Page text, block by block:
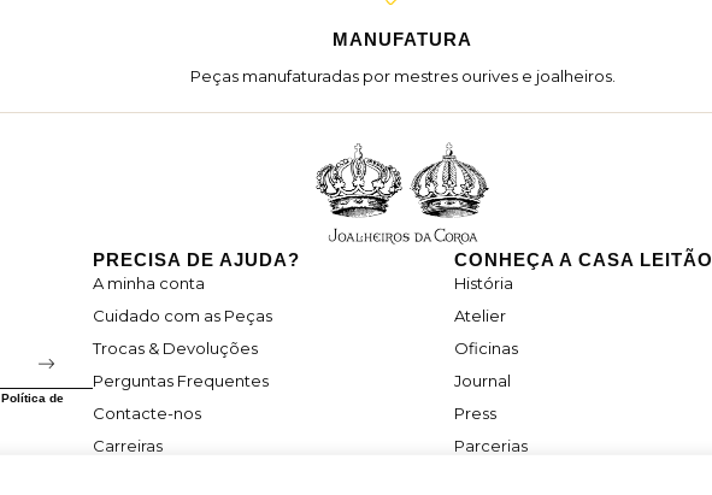
MANUFATURA
Peças manufaturadas por mestres ourives e joalheiros.
Política de
PRECISA DE AJUDA?
A minha conta
Cuidado com as Peças
Trocas & Devoluções
Perguntas Frequentes
Contacte-nos
Carreiras
CONHEÇA A CASA LEITÃO
História
Atelier
Oficinas
Journal
Press
Parcerias